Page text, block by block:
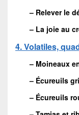
– Relever le
– La joie au
4. Volatiles,
– Moineaux
– Écureuils
– Écureuils